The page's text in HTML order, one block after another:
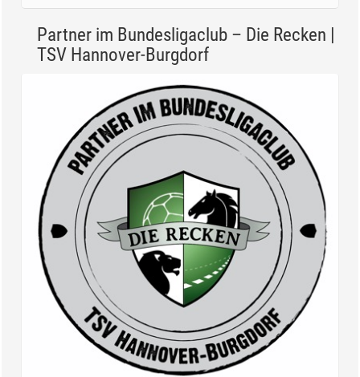
Partner im Bundesligaclub – Die Recken |
TSV Hannover-Burgdorf